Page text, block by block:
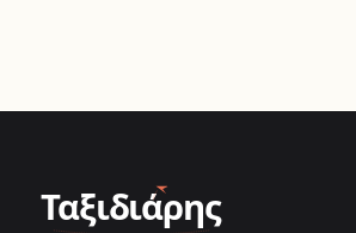
Ταξιδιάρης